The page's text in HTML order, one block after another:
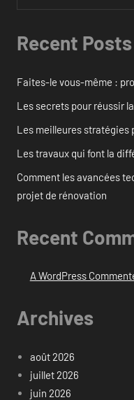
Recent Posts
Faites-le vous-même :
Les secrets pour réussir
Les meilleures stratégies
Les travaux qui font la
Comment les avancées
projet de rénovation
Recent
A WordPress
Archives
août 2026
juillet 2026
juin 2026